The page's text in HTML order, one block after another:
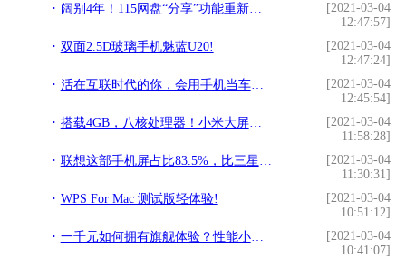
阔别4年！115网盘“分享”功能重新全面开放!
[2021-03-04
12:47:57]
双面2.5D玻璃手机魅蓝U20!
[2021-03-04
12:47:24]
活在互联时代的你，会用手机当车钥匙吗？!
[2021-03-04
12:45:54]
搭载4GB，八核处理器！小米大屏手机“Max 2”，你用过吗？!
[2021-03-04
11:58:28]
联想这部手机屏占比83.5%，比三星note8还大，还早发布三年!
[2021-03-04
11:30:31]
WPS For Mac 测试版轻体验!
[2021-03-04
10:51:12]
一千元如何拥有旗舰体验？性能小钢炮vivo Z1了解一下!
[2021-03-04
10:41:07]